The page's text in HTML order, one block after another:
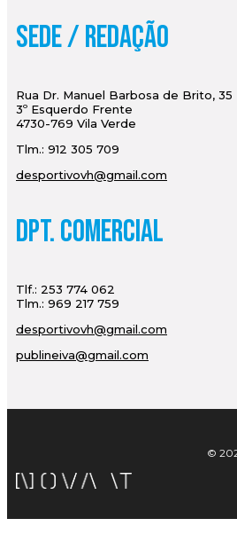
Sede / Redação
Rua Dr. Manuel Barbosa de Brito, 35
3º Esquerdo Frente
4730-769 Vila Verde
Tlm.: 912 305 709
desportivovh@gmail.com
Dpt. Comercial
Tlf.: 253 774 062
Tlm.: 969 217 759
desportivovh@gmail.com
publineiva@gmail.com
©